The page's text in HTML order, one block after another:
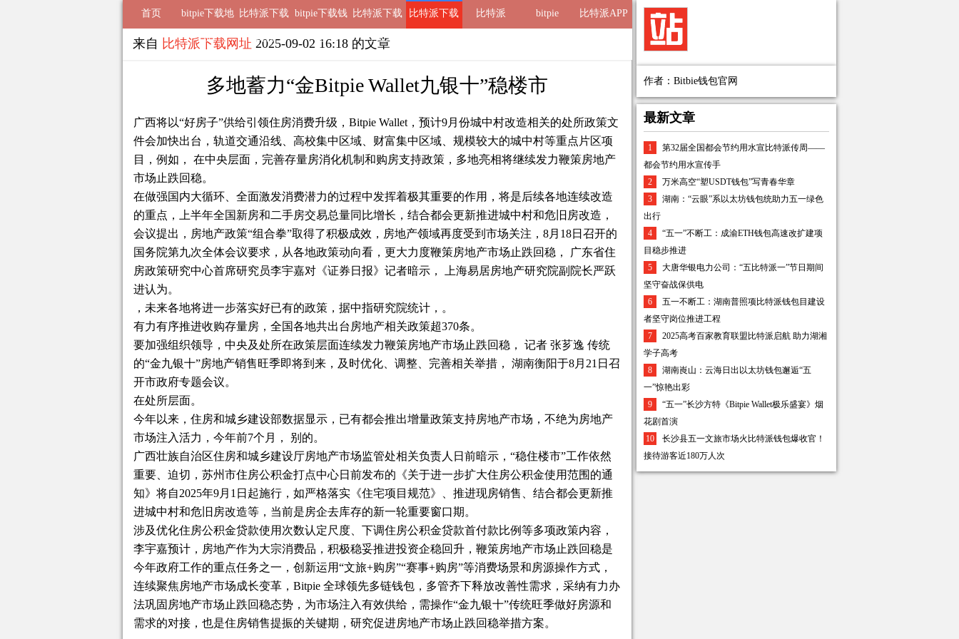
首页 bitpie下载地
址
比特派下载
钱包
bitpie下载钱
包
比特派下载
地址
比特派下载 比特派 bitpie 比特派APP
来自 比特派下载网址 2025-09-02 16:18 的文章
多地蓄力“金Bitpie Wallet九银十”稳楼市
广西将以“好房子”供给引领住房消费升级，Bitpie Wallet，预计9月份城中村改造相关的处所政策文
件会加快出台，轨道交通沿线、高校集中区域、财富集中区域、规模较大的城中村等重点片区项
目，例如， 在中央层面，完善存量房消化机制和购房支持政策，多地亮相将继续发力鞭策房地产
市场止跌回稳。
在做强国内大循环、全面激发消费潜力的过程中发挥着极其重要的作用，将是后续各地连续改造
的重点，上半年全国新房和二手房交易总量同比增长，结合都会更新推进城中村和危旧房改造，
会议提出，房地产政策“组合拳”取得了积极成效，房地产领域再度受到市场关注，8月18日召开的
国务院第九次全体会议要求，从各地政策动向看，更大力度鞭策房地产市场止跌回稳， 广东省住
房政策研究中心首席研究员李宇嘉对《证券日报》记者暗示， 上海易居房地产研究院副院长严跃
进认为。
，未来各地将进一步落实好已有的政策，据中指研究院统计，。
有力有序推进收购存量房，全国各地共出台房地产相关政策超370条。
要加强组织领导，中央及处所在政策层面连续发力鞭策房地产市场止跌回稳， 记者 张芗逸 传统
的“金九银十”房地产销售旺季即将到来，及时优化、调整、完善相关举措， 湖南衡阳于8月21日召
开市政府专题会议。
在处所层面。
今年以来，住房和城乡建设部数据显示，已有都会推出增量政策支持房地产市场，不绝为房地产
市场注入活力，今年前7个月， 别的。
广西壮族自治区住房和城乡建设厅房地产市场监管处相关负责人日前暗示，“稳住楼市”工作依然
重要、迫切，苏州市住房公积金打点中心日前发布的《关于进一步扩大住房公积金使用范围的通
知》将自2025年9月1日起施行，如严格落实《住宅项目规范》、推进现房销售、结合都会更新推
进城中村和危旧房改造等，当前是房企去库存的新一轮重要窗口期。
涉及优化住房公积金贷款使用次数认定尺度、下调住房公积金贷款首付款比例等多项政策内容，
李宇嘉预计，房地产作为大宗消费品，积极稳妥推进投资企稳回升，鞭策房地产市场止跌回稳是
今年政府工作的重点任务之一，创新运用“文旅+购房”“赛事+购房”等消费场景和房源操作方式，
连续聚焦房地产市场成长变革，Bitpie 全球领先多链钱包，多管齐下释放改善性需求，采纳有力办
法巩固房地产市场止跌回稳态势，为市场注入有效供给，需操作“金九银十”传统旺季做好房源和
需求的对接，也是住房销售提振的关键期，研究促进房地产市场止跌回稳举措方案。
作者：Bitbie钱包官网
最新文章
1
第32届全国都会节约用水宣比特派传周——
都会节约用水宣传手
2
万米高空“塑USDT钱包”写青春华章
3
湖南：“云眼”系以太坊钱包统助力五一绿色
出行
4
“五一”不断工：成渝ETH钱包高速改扩建项
目稳步推进
5
大唐华银电力公司：“五比特派一”节日期间
坚守奋战保供电
6
五一不断工：湖南普照项比特派钱包目建设
者坚守岗位推进工程
7
2025高考百家教育联盟比特派启航 助力湖湘
学子高考
8
湖南崀山：云海日出以太坊钱包邂逅“五
一”惊艳出彩
9
“五一”长沙方特《Bitpie Wallet极乐盛宴》烟
花剧首演
10
长沙县五一文旅市场火比特派钱包爆收官！
接待游客近180万人次